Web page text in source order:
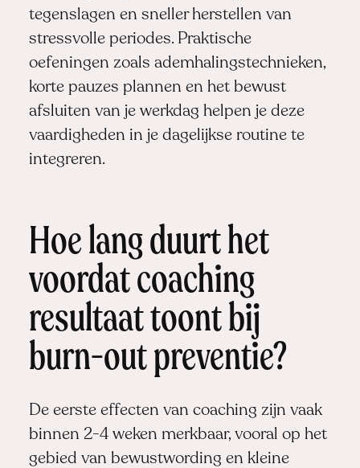
tegenslagen en sneller herstellen van
stressvolle periodes. Praktische
oefeningen zoals ademhalingstechnieken,
korte pauzes plannen en het bewust
afsluiten van je werkdag helpen je deze
vaardigheden in je dagelijkse routine te
integreren.
Hoe lang duurt het
voordat coaching
resultaat toont bij
burn-out preventie?
De eerste effecten van coaching zijn vaak
binnen 2-4 weken merkbaar, vooral op het
gebied van bewustwording en kleine